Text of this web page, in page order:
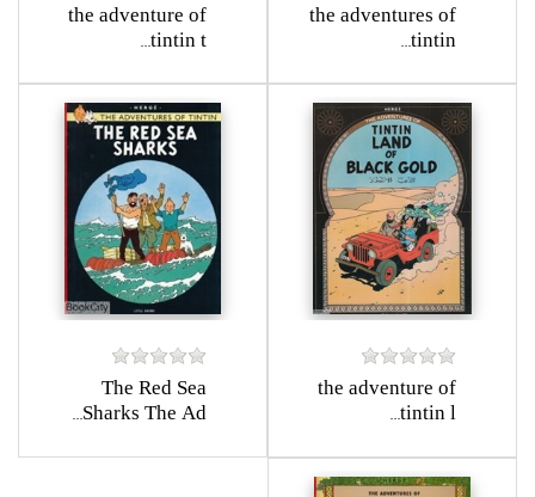
the adventures of
tintin...
the adventure of
tintin t...
the adventure of
tintin l...
The Red Sea
Sharks The Ad...